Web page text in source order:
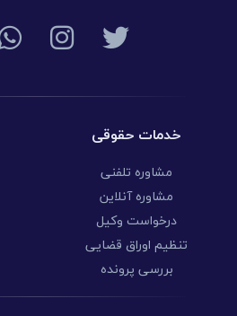
خدمات حقوقی
مشاوره تلفنی
مشاوره آنلاین
درخواست وکیل
تنظیم اوراق قضایی
بررسی پرونده